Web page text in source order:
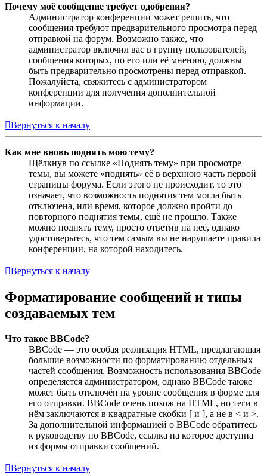
Почему моё сообщение требует одобрения?
Администратор конференции может решить, что
сообщения требуют предварительного просмотра перед
отправкой на форум. Возможно также, что
администратор включил вас в группу пользователей,
сообщения которых, по его или её мнению, должны
быть предварительно просмотрены перед отправкой.
Пожалуйста, свяжитесь с администратором
конференции для получения дополнительной
информации.
Вернуться к началу
Как мне вновь поднять мою тему?
Щёлкнув по ссылке «Поднять тему» при просмотре
темы, вы можете «поднять» её в верхнюю часть первой
страницы форума. Если этого не происходит, то это
означает, что возможность поднятия тем могла быть
отключена, или время, которое должно пройти до
повторного поднятия темы, ещё не прошло. Также
можно поднять тему, просто ответив на неё, однако
удостоверьтесь, что тем самым вы не нарушаете правила
конференции, на которой находитесь.
Вернуться к началу
Форматирование сообщений и типы
создаваемых тем
Что такое BBCode?
BBCode — это особая реализация HTML, предлагающая
большие возможности по форматированию отдельных
частей сообщения. Возможность использования BBCode
определяется администратором, однако BBCode также
может быть отключён на уровне сообщения в форме для
его отправки. BBCode очень похож на HTML, но теги в
нём заключаются в квадратные скобки [ и ], а не в < и >.
За дополнительной информацией о BBCode обратитесь
к руководству по BBCode, ссылка на которое доступна
из формы отправки сообщений.
Вернуться к началу